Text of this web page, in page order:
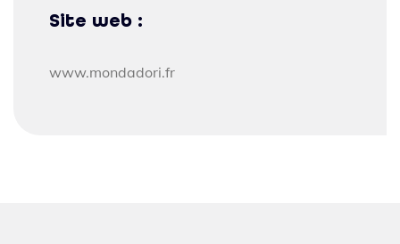
Site web :
www.mondadori.fr